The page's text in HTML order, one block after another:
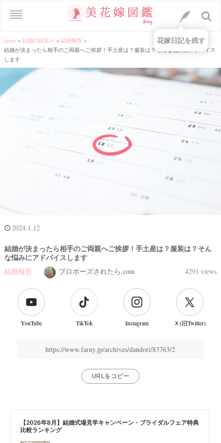
farny > 結婚の段取り > 結婚報告 >
結婚が決まったら相手のご両親へご挨拶！手土産は？服装は？そんな悩みにアドバイス
します
2024.1.12
結婚が決まったら相手のご両親へご挨拶！手土産は？服装は？そん
な悩みにアドバイスします
結婚報告 プロポーズされたら.com 4291 views
YouTube TikTok Instagram Ｘ(旧Twitter)
https://www.farny.jp/archives/dandori/83763/2
URLをコピー
花嫁日記を残す
式